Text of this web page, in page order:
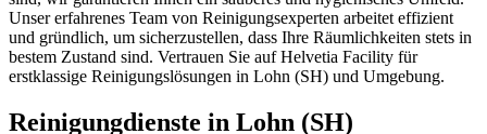
Unser erfahrenes Team von Reinigungsexperten arbeitet effizient
und gründlich, um sicherzustellen, dass Ihre Räumlichkeiten stets in
bestem Zustand sind. Vertrauen Sie auf Helvetia Facility für
erstklassige Reinigungslösungen in Lohn (SH) und Umgebung.
Reinigungdienste in Lohn (SH)